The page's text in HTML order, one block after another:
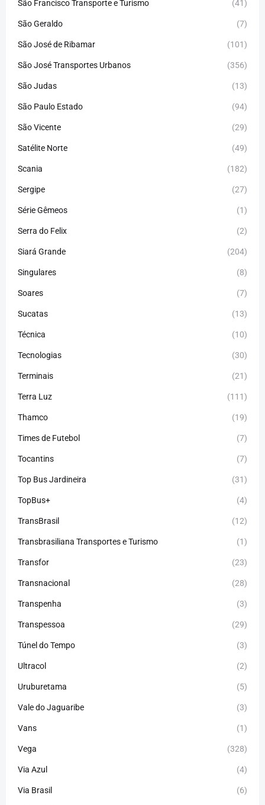
São Francisco Transporte e Turismo (41)
São Geraldo (7)
São José de Ribamar (101)
São José Transportes Urbanos (356)
São Judas (13)
São Paulo Estado (94)
São Vicente (29)
Satélite Norte (49)
Scania (182)
Sergipe (27)
Série Gêmeos (1)
Serra do Felix (2)
Siará Grande (204)
Singulares (8)
Soares (7)
Sucatas (13)
Técnica (10)
Tecnologias (30)
Terminais (21)
Terra Luz (111)
Thamco (19)
Times de Futebol (7)
Tocantins (7)
Top Bus Jardineira (31)
TopBus+ (4)
TransBrasil (12)
Transbrasiliana Transportes e Turismo (1)
Transfor (23)
Transnacional (28)
Transpenha (3)
Transpessoa (29)
Túnel do Tempo (3)
Ultracol (2)
Uruburetama (5)
Vale do Jaguaribe (3)
Vans (1)
Vega (328)
Via Azul (4)
Via Brasil (6)